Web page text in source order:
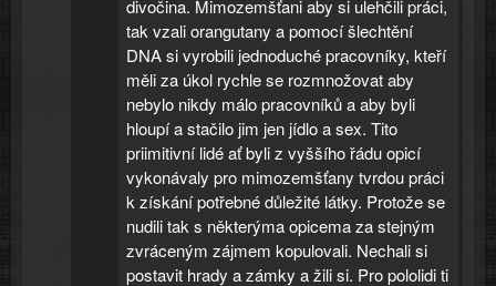
divočina. Mimozemšťani aby si ulehčili práci,
tak vzali orangutany a pomocí šlechtění
DNA si vyrobili jednoduché pracovníky, kteří
měli za úkol rychle se rozmnožovat aby
nebylo nikdy málo pracovníků a aby byli
hloupí a stačilo jim jen jídlo a sex. Tito
priimitivní lidé ať byli z vyššího řádu opicí
vykonávaly pro mimozemšťany tvrdou práci
k získání potřebné důležité látky. Protože se
nudili tak s některýma opicema za stejným
zvráceným zájmem kopulovali. Nechali si
postavit hrady a zámky a žili si. Pro pololidi ti